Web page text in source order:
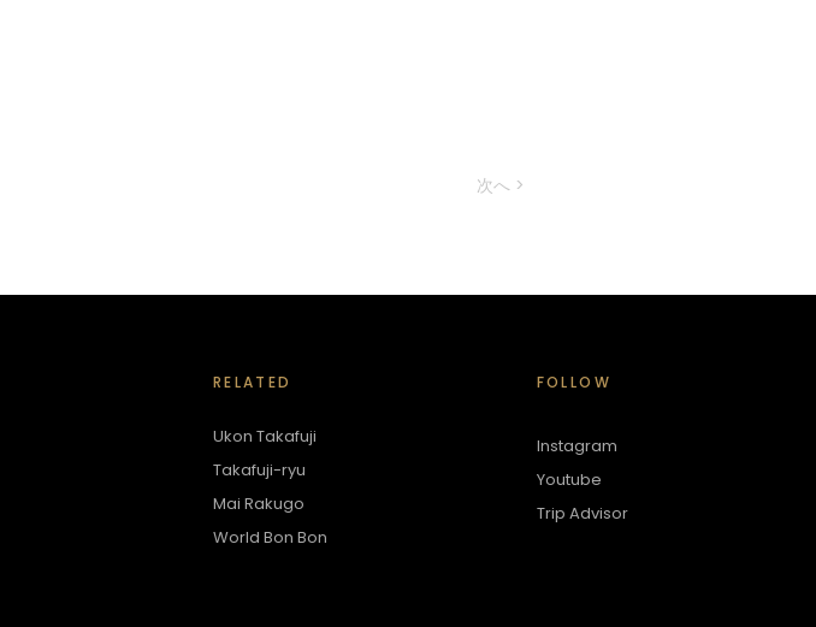
次へ >
RELATED
Ukon Takafuji
Takafuji-ryu
Mai Rakugo
World Bon Bon
FOLLOW
Instagram
Youtube
Trip Advisor